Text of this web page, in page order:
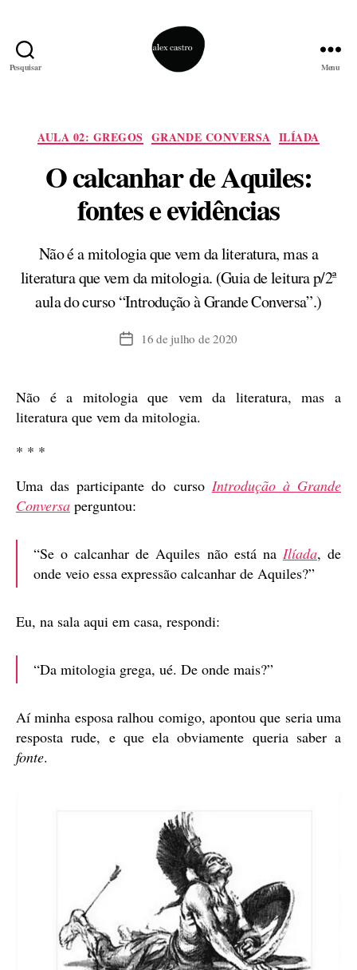
Pesquisar Menu
Categorias
AULA 02: GREGOS GRANDE CONVERSA ILÍADA
O calcanhar de Aquiles:
fontes e evidências
Não é a mitologia que vem da literatura, mas a
literatura que vem da mitologia. (Guia de leitura p/2ª
aula do curso “Introdução à Grande Conversa”.)
Data16 de julho de 2020
Não é a mitologia que vem da literatura, mas a
literatura que vem da mitologia.
* * *
Uma das participante do curso Introdução à Grande
Conversa perguntou:
“Se o calcanhar de Aquiles não está na Ilíada, de
onde veio essa expressão calcanhar de Aquiles?”
Eu, na sala aqui em casa, respondi:
“Da mitologia grega, ué. De onde mais?”
Aí minha esposa ralhou comigo, apontou que seria uma
resposta rude, e que ela obviamente queria saber a
fonte.